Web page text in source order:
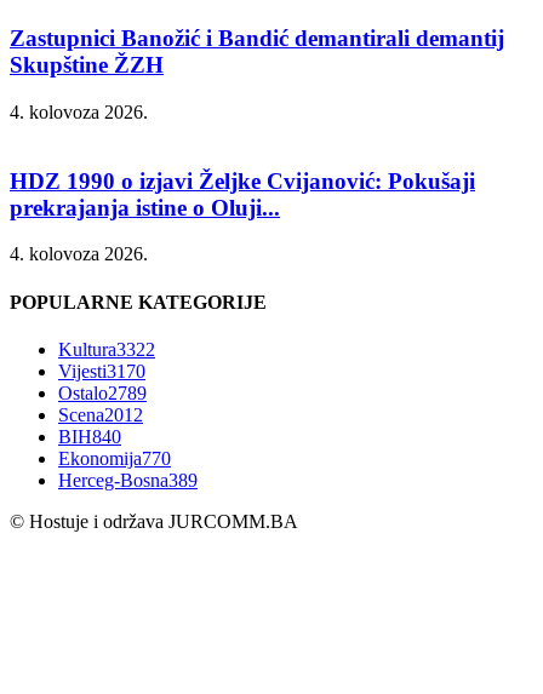
Zastupnici Banožić i Bandić demantirali demantij
Skupštine ŽZH
4. kolovoza 2026.
HDZ 1990 o izjavi Željke Cvijanović: Pokušaji
prekrajanja istine o Oluji...
4. kolovoza 2026.
POPULARNE KATEGORIJE
Kultura3322
Vijesti3170
Ostalo2789
Scena2012
BIH840
Ekonomija770
Herceg-Bosna389
© Hostuje i održava JURCOMM.BA